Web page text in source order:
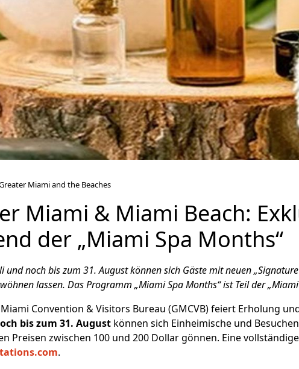
Miami and the Beaches
Miami & Miami Beach:
der „Miami Spa Months“
und noch bis zum 31. August können sich Gäste mit neuen
lassen. Das Programm „Miami Spa Months“ ist Teil der
Convention & Visitors Bureau (GMCVB) feiert Erholung
bis zum 31. August können sich Einheimische und
Preisen zwischen 100 und 200 Dollar gönnen. Eine
.